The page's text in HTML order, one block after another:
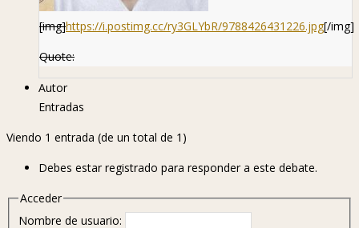
[img]https://i.postimg.cc/ry3GLYbR/9788426431226.jpg[/img]
Quote:
Autor
Entradas
Viendo 1 entrada (de un total de 1)
Debes estar registrado para responder a este debate.
Acceder
Nombre de usuario: